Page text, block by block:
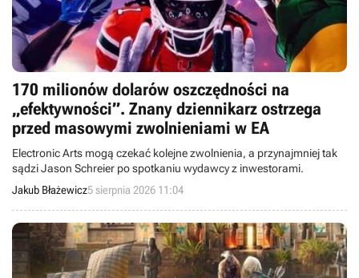
170 milionów dolarów oszczędności na
„efektywności”. Znany dziennikarz ostrzega
przed masowymi zwolnieniami w EA
Electronic Arts mogą czekać kolejne zwolnienia, a przynajmniej tak
sądzi Jason Schreier po spotkaniu wydawcy z inwestorami.
Jakub Błażewicz5 sierpnia 2026 11:04